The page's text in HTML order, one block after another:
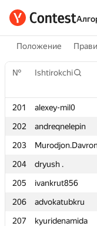
Положение
№ Ishtirokchi
201 alexey-mil0
202
andreqnelepin
203
204
dryush .
205
ivankrut856
206
advokatubkru
207
kyuridenamida
№ Ishtirokchi
201 alexey-mil0
202
andreqnelepin
203
204
dryush .
205
ivankrut856
206
advokatubkru
207
kyuridenamida